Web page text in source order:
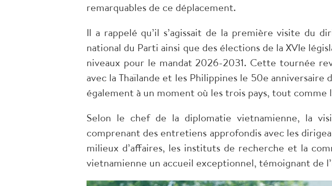
remarquables de ce déplacement.
Il a rappelé qu’il s’agissait de la première visite du
national du Parti ainsi que des élections de la XVIe
niveaux pour le mandat 2026-2031. Cette tournée
avec la Thaïlande et les Philippines le 50e
également à un moment où les trois pays, tout
Selon le chef de la diplomatie vietnamienne, la
comprenant des entretiens approfondis avec les
milieux d’affaires, les instituts de recherche et la
vietnamienne un accueil exceptionnel, témoignant de